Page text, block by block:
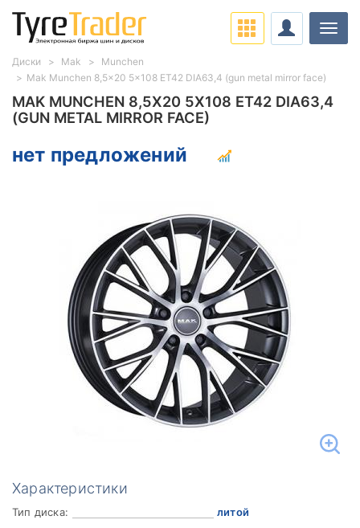
MAK MUNCHEN 8,5X20 5X108 ET42 DIA63,4
(GUN METAL MIRROR FACE)
нет предложений
Характеристики
Тип диска:
литой
Диски Mak
Munchen
Mak Munchen 8,5x20 5x108 ET42 DIA63,4 (gun metal mirror face)